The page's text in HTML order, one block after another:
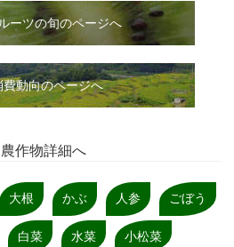
ーツの旬のページへ
費動向のページへ
作物詳細へ
大根 かぶ 人参 ごぼう
白菜 水菜 小松菜